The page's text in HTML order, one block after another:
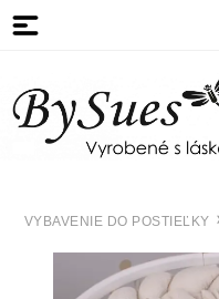
VYBAVENIE DO POSTIEĽKY